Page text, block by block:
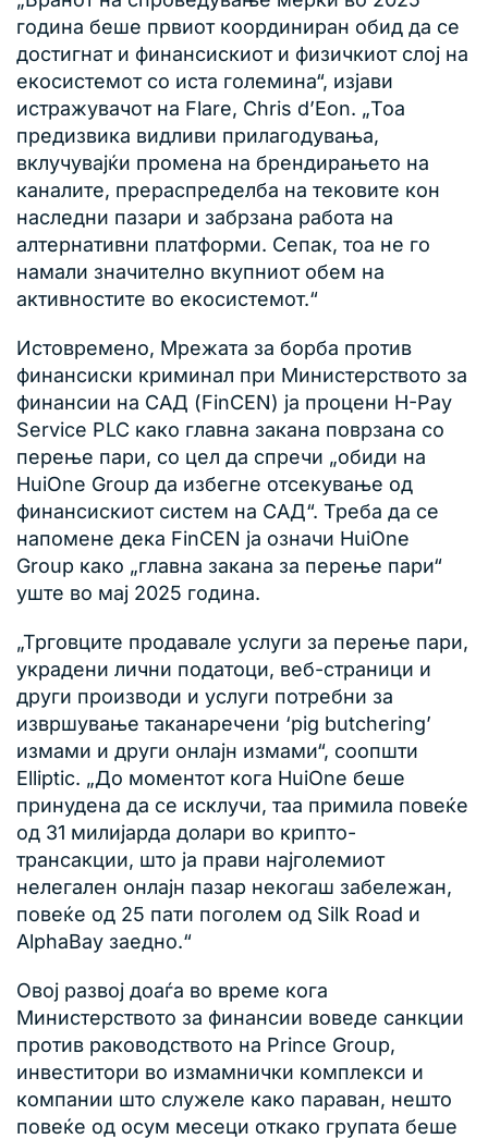
година беше првиот координиран обид да се
достигнат и финансискиот и физичкиот слој на
екосистемот со иста големина“, изјави
истражувачот на Flare, Chris d’Eon. „Тоа
предизвика видливи прилагодувања,
вклучувајќи промена на брендирањето на
каналите, прераспределба на тековите кон
наследни пазари и забрзана работа на
алтернативни платформи. Сепак, тоа не го
намали значително вкупниот обем на
активностите во екосистемот.“
Истовремено, Мрежата за борба против
финансиски криминал при Министерството за
финансии на САД (FinCEN) ја процени H-Pay
Service PLC како главна закана поврзана со
перење пари, со цел да спречи „обиди на
HuiOne Group да избегне отсекување од
финансискиот систем на САД“. Треба да се
напомене дека FinCEN ја означи HuiOne
Group како „главна закана за перење пари“
уште во мај 2025 година.
„Трговците продавале услуги за перење пари,
украдени лични податоци, веб-страници и
други производи и услуги потребни за
извршување таканаречени ‘pig butchering’
измами и други онлајн измами“, соопшти
Elliptic. „До моментот кога HuiOne беше
принудена да се исклучи, таа примила повеќе
од 31 милијарда долари во крипто-
трансакции, што ја прави најголемиот
нелегален онлајн пазар некогаш забележан,
повеќе од 25 пати поголем од Silk Road и
AlphaBay заедно.“
Овој развој доаѓа во време кога
Министерството за финансии воведе санкции
против раководството на Prince Group,
инвеститори во измамнички комплекси и
компании што служеле како параван, нешто
повеќе од осум месеци откако групата беше